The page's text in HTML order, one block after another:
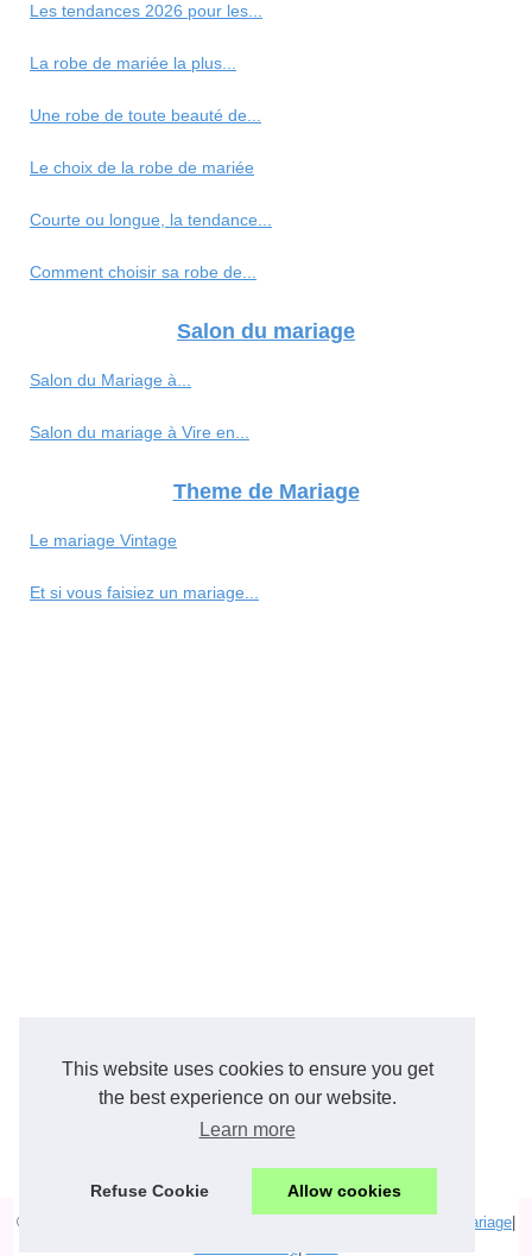
This website uses cookies to ensure you get
the best experience on our website.
Learn more
Refuse Cookie Allow cookies
Les tendances 2026 pour les...
La robe de mariée la plus...
Une robe de toute beauté de...
Le choix de la robe de mariée
Courte ou longue, la tendance...
Comment choisir sa robe de...
Salon du mariage
Salon du Mariage à...
Salon du mariage à Vire en...
Theme de Mariage
Le mariage Vintage
Et si vous faisiez un mariage...
© 2026 Actualité de mariage